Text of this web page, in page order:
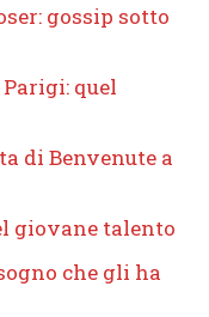
gossip sotto
quel
di Benvenute a
giovane talento
che gli ha